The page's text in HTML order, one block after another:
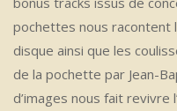
pochettes nous racontent
disque ainsi que les
de la pochette par Jean-
d’images nous fait revivre